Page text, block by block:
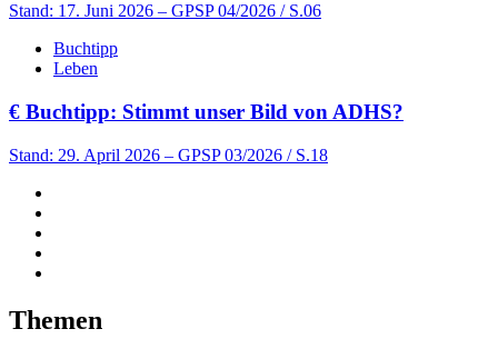
Stand: 17. Juni 2026 – GPSP 04/2026 / S.06
Buchtipp
Leben
€ Buchtipp: Stimmt unser Bild von ADHS?
Stand: 29. April 2026 – GPSP 03/2026 / S.18
Themen